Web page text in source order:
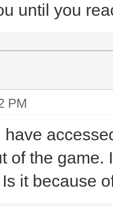
until you
PM
have
of the game.
it because